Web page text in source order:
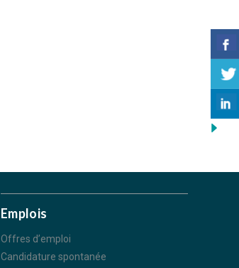
Emplois
Offres d’emploi
Candidature spontanée